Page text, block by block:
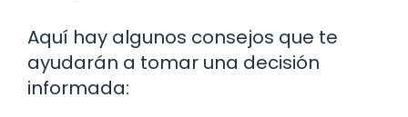
Aquí hay algunos consejos que te
ayudarán a tomar una decisión
informada: